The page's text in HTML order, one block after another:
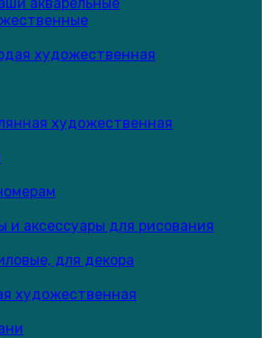
художественная
художественная
и аксессуары для рисования
для декора
художественная